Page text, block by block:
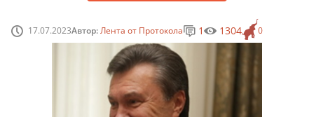
17.07.2023Автор:Лента от Протокола 0
1 1304